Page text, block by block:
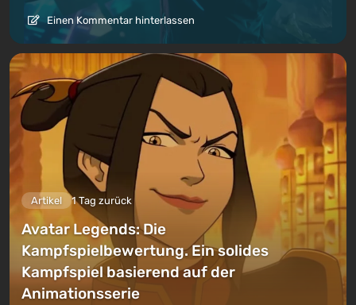
Einen Kommentar hinterlassen
Artikel 1 Tag zurück
Avatar Legends: Die
Kampfspielbewertung. Ein solides
Kampfspiel basierend auf der
Animationsserie